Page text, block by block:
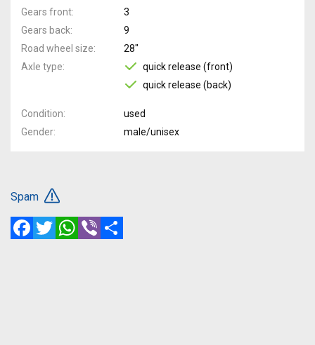
Gears front
3
Gears back
9
Road wheel size
28"
Axle type
quick release (front)
quick release (back)
Condition
used
Gender
male/unisex
Spam
FacebookTwitterWhatsApp
Viber